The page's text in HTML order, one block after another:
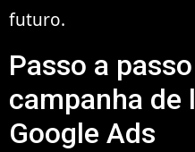
futuro.
Passo a
campanha de
Google Ads